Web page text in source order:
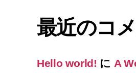
最近のコ
Hello world! に A